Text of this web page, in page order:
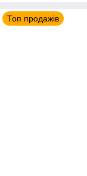
Топ продажів